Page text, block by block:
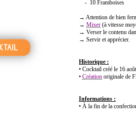
- 10 Framboises
→ Attention de bien
→ Mixer (à vitesse
→ Verser le contenu
→ Servir et apprécier.
Historique :
• Cocktail créé le 16
• Création originale de
Informations :
• À la fin de la